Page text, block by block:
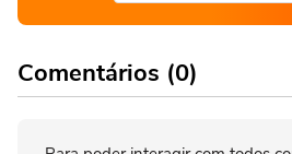
Comentários (0)